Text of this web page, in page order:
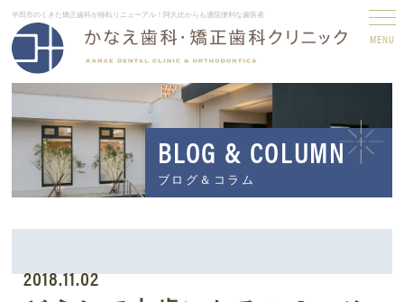
半田市のくきた矯正歯科が移転リニューアル！阿久比からも通院便利な歯医者
MENU
BLOG & COLUMN
ブログ＆コラム
2018.11.02